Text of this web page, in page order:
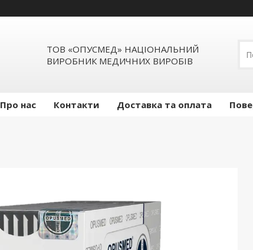
ТОВ «ОПУСМЕД» НАЦІОНАЛЬНИЙ
ВИРОБНИК МЕДИЧНИХ ВИРОБІВ
Про нас Контакти Доставка та оплата